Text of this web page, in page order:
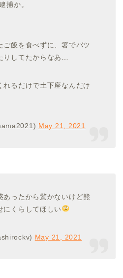
捕か。
ご飯を食べずに、箸でバツ
りしてたからなあ…
れるだけで土下座なんだけ
May 21, 2021
あったから驚かないけど熊
にくらしてほしい
May 21, 2021